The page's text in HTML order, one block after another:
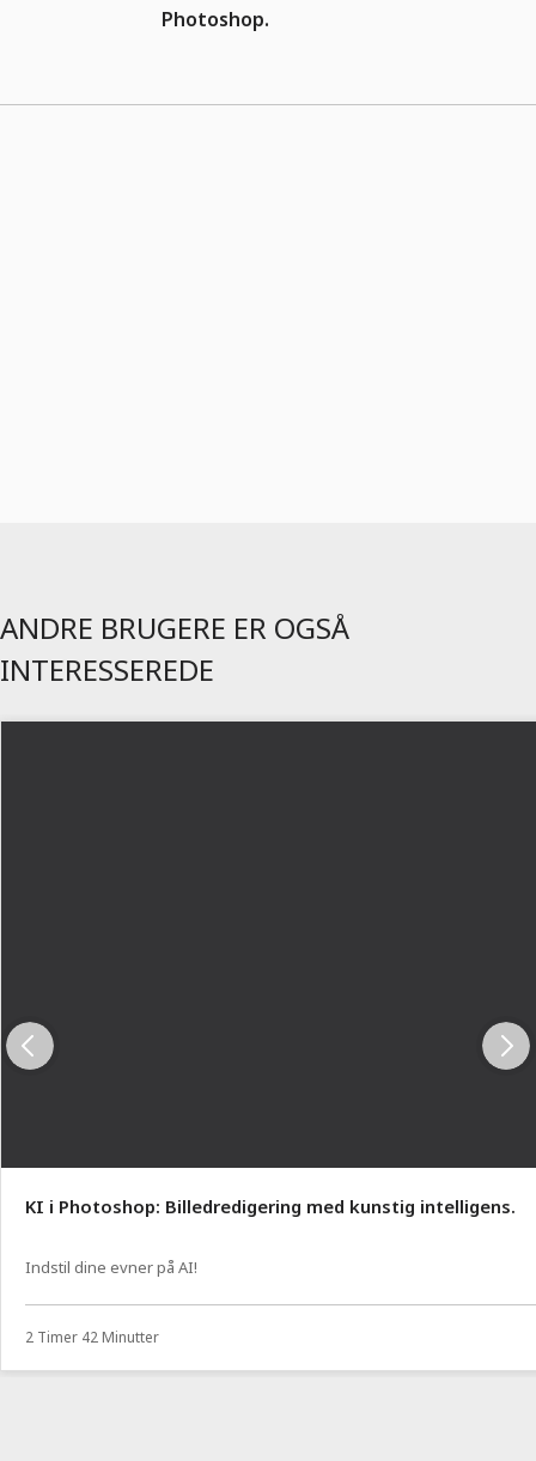
Photoshop.
ANDRE BRUGERE ER OGSÅ
INTERESSEREDE
KI i Photoshop: Billedredigering med kunstig intelligens.
Indstil dine evner på AI!
2 Timer 42 Minutter